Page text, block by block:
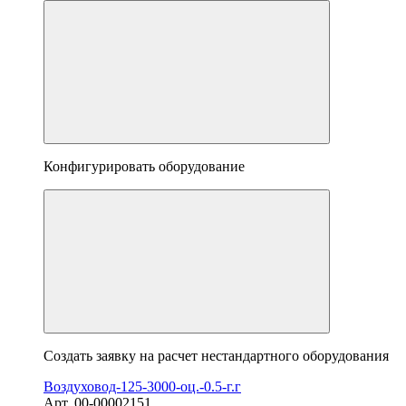
Конфигурировать оборудование
Создать заявку на расчет нестандартного оборудования
Воздуховод-125-3000-оц.-0.5-г.г